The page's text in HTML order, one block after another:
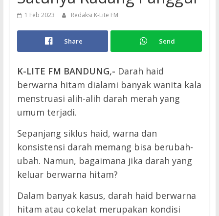
1 Feb 2023 Redaksi K-Lite FM
Share Send
K-LITE FM BANDUNG,- Darah haid
berwarna hitam dialami banyak wanita kala
menstruasi alih-alih darah merah yang
umum terjadi.
Sepanjang siklus haid, warna dan
konsistensi darah memang bisa berubah-
ubah. Namun, bagaimana jika darah yang
keluar berwarna hitam?
Dalam banyak kasus, darah haid berwarna
hitam atau cokelat merupakan kondisi